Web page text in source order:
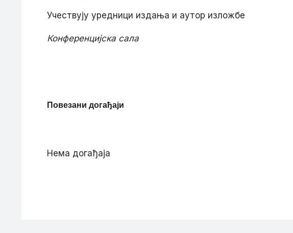
Учествују уредници издања и аутор изложбе
Конференцијска сала
Повезани догађаји
Нема догађаја